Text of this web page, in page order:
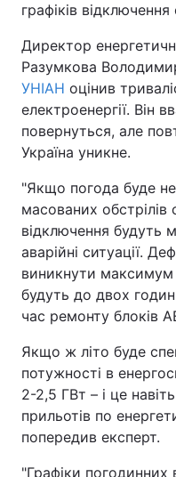
графіків відключення
Директор
Разумкова
УНІАН оцінив
електроенергії. Він
повернуться, але
Україна уникне.
"Якщо погода буде
масованих
відключення будуть
аварійні ситуації.
виникнути максимум
будуть до двох
час ремонту блоків
Якщо ж літо буде
потужності в
2-2,5 ГВт – і це
прильотів по
попередив експерт.
"Графіки погодинних